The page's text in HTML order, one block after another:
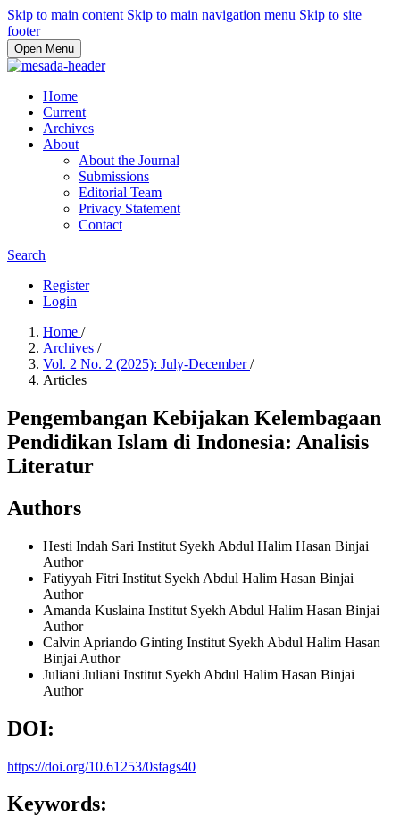
Skip to main content Skip to main navigation menu Skip to site
footer
Open Menu
Home
Current
Archives
About
About the Journal
Submissions
Editorial Team
Privacy Statement
Contact
Search
Register
Login
Home /
Archives /
Vol. 2 No. 2 (2025): July-December/
Articles
Pengembangan Kebijakan Kelembagaan
Pendidikan Islam di Indonesia: Analisis
Literatur
Authors
Hesti Indah Sari Institut Syekh Abdul Halim Hasan Binjai
Author
Fatiyyah Fitri Institut Syekh Abdul Halim Hasan Binjai
Author
Amanda Kuslaina Institut Syekh Abdul Halim Hasan Binjai
Author
Calvin Apriando Ginting Institut Syekh Abdul Halim Hasan
Binjai Author
Juliani Juliani Institut Syekh Abdul Halim Hasan Binjai
Author
DOI:
https://doi.org/10.61253/0sfags40
Keywords: